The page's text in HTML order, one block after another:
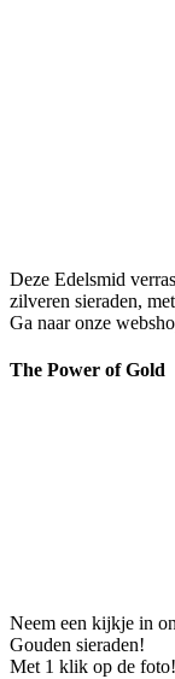
Deze Edelsmid
zilveren sieraden,
Ga naar onze
The Power of Gold
Neem een kijkje in
Gouden sieraden!
Met 1 klik op de foto!